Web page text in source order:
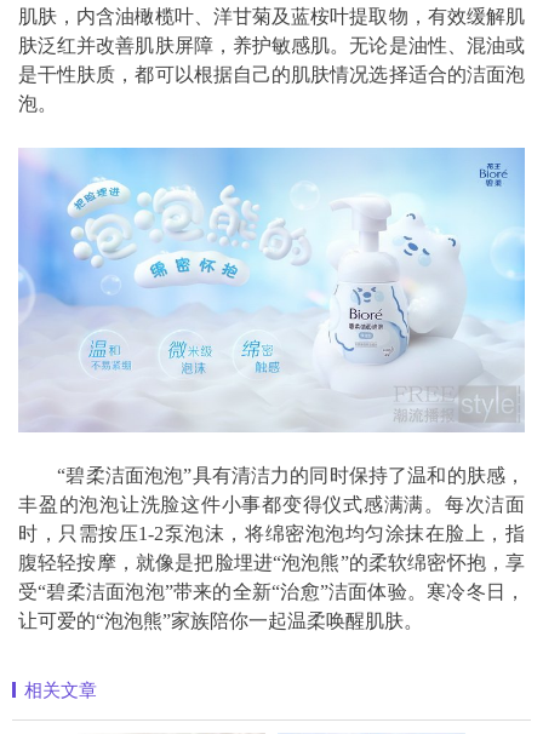
肌肤，内含油橄榄叶、洋甘菊及蓝桉叶提取物，有效缓解肌
肤泛红并改善肌肤屏障，养护敏感肌。无论是油性、混油或
是干性肤质，都可以根据自己的肌肤情况选择适合的洁面泡
泡。
“碧柔洁面泡泡”具有清洁力的同时保持了温和的肤感，
丰盈的泡泡让洗脸这件小事都变得仪式感满满。每次洁面
时，只需按压1-2泵泡沫，将绵密泡泡均匀涂抹在脸上，指
腹轻轻按摩，就像是把脸埋进“泡泡熊”的柔软绵密怀抱，享
受“碧柔洁面泡泡”带来的全新“治愈”洁面体验。寒冷冬日，
让可爱的“泡泡熊”家族陪你一起温柔唤醒肌肤。
相关文章